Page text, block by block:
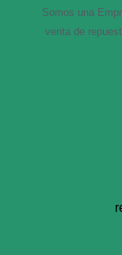
Somos una
venta de